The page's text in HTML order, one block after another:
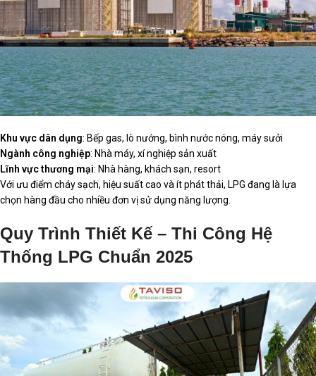
Khu vực dân dụng: Bếp gas, lò nướng, bình nước nóng, máy sưởi
Ngành công nghiệp: Nhà máy, xí nghiệp sản xuất
Lĩnh vực thương mại: Nhà hàng, khách sạn, resort
Với ưu điểm cháy sạch, hiệu suất cao và ít phát thải, LPG đang là lựa
chọn hàng đầu cho nhiều đơn vị sử dụng năng lượng.
Quy Trình Thiết Kế – Thi Công Hệ
Thống LPG Chuẩn 2025